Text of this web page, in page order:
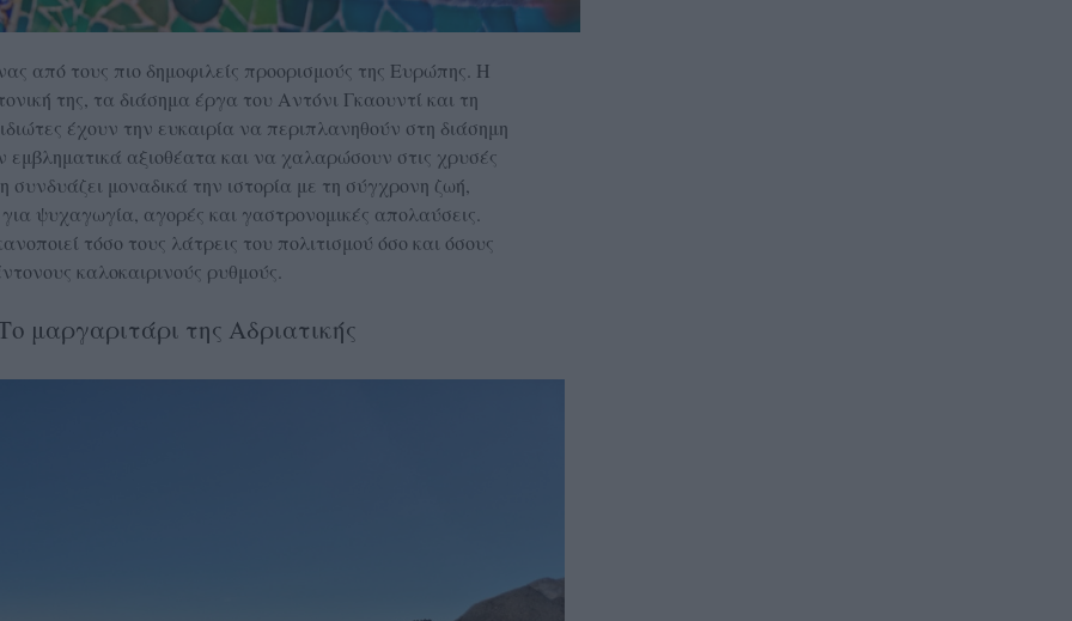
από τους πιο δημοφιλείς προορισμούς της Ευρώπης. Η
της, τα διάσημα έργα του Αντόνι Γκαουντί και τη
έχουν την ευκαιρία να περιπλανηθούν στη διάσημη
αξιοθέατα και να χαλαρώσουν στις χρυσές
μοναδικά την ιστορία με τη σύγχρονη ζωή,
ψυχαγωγία, αγορές και γαστρονομικές απολαύσεις.
τόσο τους λάτρεις του πολιτισμού όσο και όσους
καλοκαιρινούς ρυθμούς.
μαργαριτάρι της Αδριατικής